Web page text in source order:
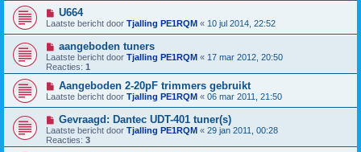
U664
Laatste bericht door Tjalling PE1RQM « 10 jul 2014, 22:52
aangeboden tuners
Laatste bericht door Tjalling PE1RQM « 17 mar 2012, 20:50
Reacties: 1
Aangeboden 2-20pF trimmers gebruikt
Laatste bericht door Tjalling PE1RQM « 06 mar 2011, 21:50
Gevraagd: Dantec UDT-401 tuner(s)
Laatste bericht door Tjalling PE1RQM « 29 jan 2011, 00:28
Reacties: 3